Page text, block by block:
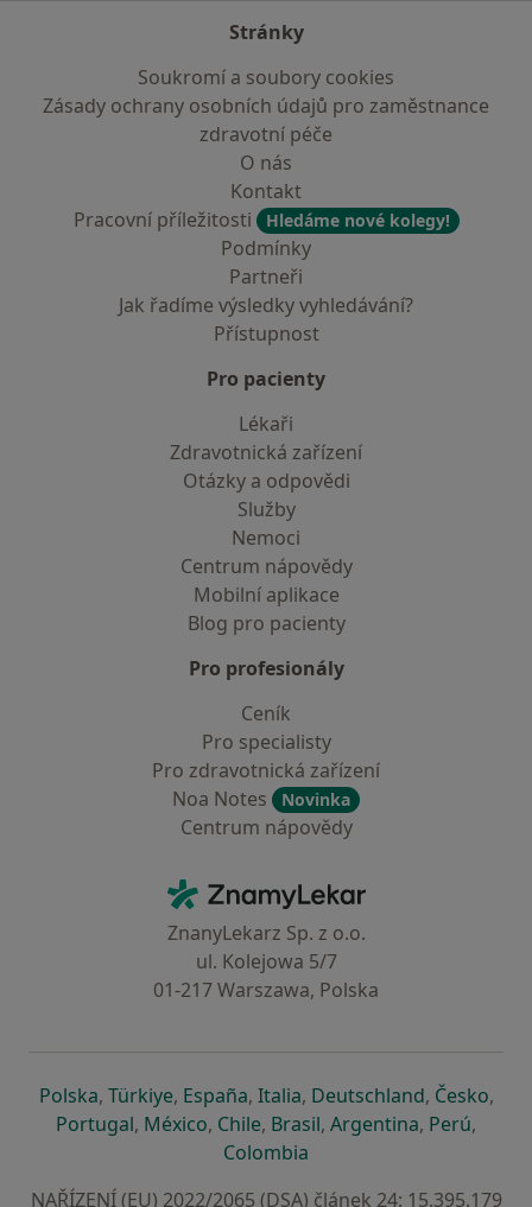
Stránky
Soukromí a soubory cookies
Zásady ochrany osobních údajů pro zaměstnance
zdravotní péče
O nás
Kontakt
Pracovní příležitosti
Hledáme nové kolegy!
Podmínky
Partneři
Jak řadíme výsledky vyhledávání?
Přístupnost
Pro pacienty
Lékaři
Zdravotnická zařízení
Otázky a odpovědi
Služby
Nemoci
Centrum nápovědy
Mobilní aplikace
Blog pro pacienty
Pro profesionály
Ceník
Pro specialisty
Pro zdravotnická zařízení
Noa Notes
Novinka
Centrum nápovědy
ZnamyLekar - Hlavní stránka
ZnanyLekarz Sp. z o.o.
ul. Kolejowa 5/7
01-217 Warszawa, Polska
Polskase otevře v nové záložce
, Türkiyese otevře v nové záložce
, Españase otevře v nové záložce
, Italiase otevře v nové záložce
, Deutschlandse otevře v
, Českose
,
Portugalse otevře v nové záložce
, Méxicose otevře v nové záložce
, Chilese otevře v nové záložce
, Brasilse otevře v nové
, Argentinase otevře v
, Perúse
,
Colombia
NAŘÍZENÍ (EU) 2022/2065 (DSA) článek 24: 15.395.179